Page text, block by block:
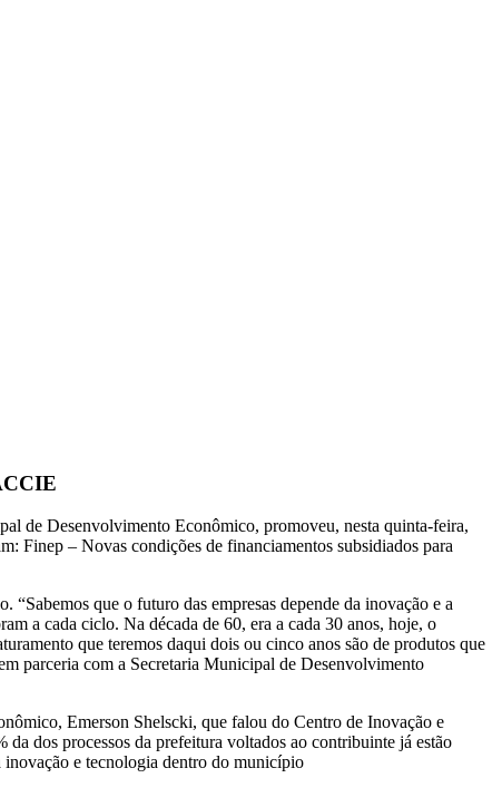
de Desenvolvimento Econômico, promoveu, nesta quinta-feira,
Finep – Novas condições de financiamentos subsidiados para
que o futuro das empresas depende da inovação e a
a cada ciclo. Na década de 60, era a cada 30 anos, hoje, o
que teremos daqui dois ou cinco anos são de produtos que
parceria com a Secretaria Municipal de Desenvolvimento
Emerson Shelscki, que falou do Centro de Inovação e
dos processos da prefeitura voltados ao contribuinte já estão
e tecnologia dentro do município